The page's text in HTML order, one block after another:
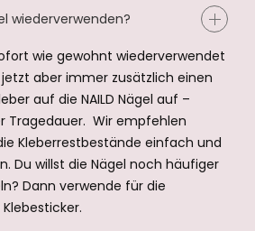
wiederverwenden?
wie gewohnt wiederverwendet
aber immer zusätzlich einen
auf die NAILD Nägel auf –
Tragedauer. Wir empfehlen
Kleberrestbestände einfach und
Du willst die Nägel noch häufiger
Dann verwende für die